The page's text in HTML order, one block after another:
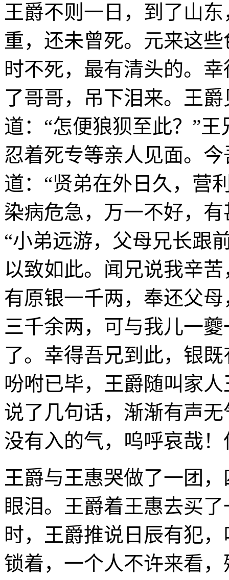
王爵不则一日，到了山
重，还未曾死。元来这
时不死，最有清头的。
了哥哥，吊下泪来。王
道：“怎便狼狈至此？”
忍着死专等亲人见面。
道：“贤弟在外日久，营
染病危急，万一不好，
“小弟远游，父母兄长跟
以致如此。闻兄说我辛
有原银一千两，奉还父
三千余两，可与我儿一
了。幸得吾兄到此，银
吩咐已毕，王爵随叫家
说了几句话，渐渐有声
没有入的气，呜呼哀哉
王爵与王惠哭做了一团
眼泪。王爵着王惠去买
时，王爵推说日辰有犯
锁着，一个人不许来看